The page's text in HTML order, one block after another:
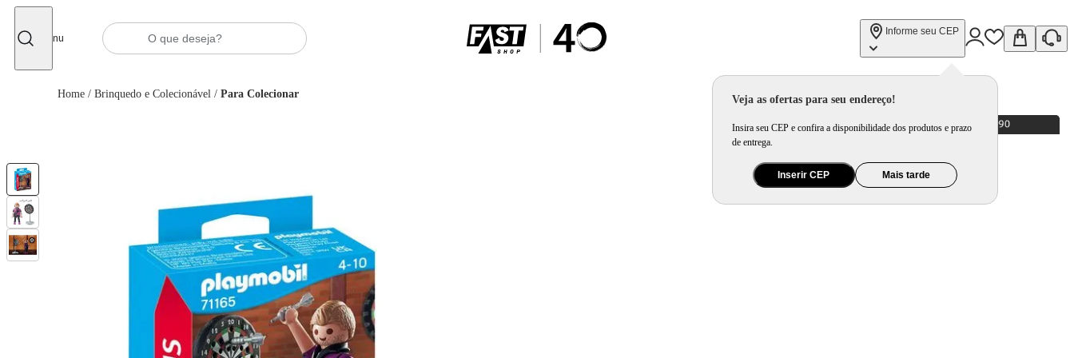
Menu
Informe seu CEP
Veja as ofertas para seu endereço!
Insira seu CEP e confira a disponibilidade dos produtos e prazo
de entrega.
Inserir CEP Mais tarde
Home / Brinquedo e Colecionável / Para Colecionar